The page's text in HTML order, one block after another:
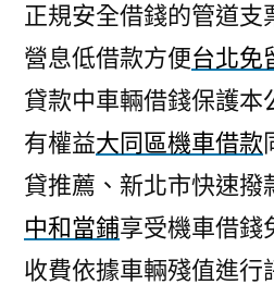
正規安全借錢的管道支
營息低借款方便台北免
貸款中車輛借錢保護本
有權益大同區機車借款
貸推薦、新北市快速撥
中和當鋪享受機車借錢
收費依據車輛殘值進行